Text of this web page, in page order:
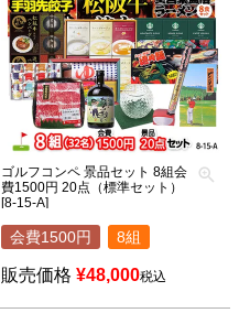
ゴルフコンペ 景品セット 8組会
費1500円 20点（標準セット）
[8-15-A]
会費1500円 8組
販売価格 ¥48,000税込